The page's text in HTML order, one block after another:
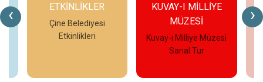
‹ ›
ETKİNLİKLER
Çine Belediyesi
Etkinlikleri
KUVAY-I MİLLİYE
MÜZESİ
Kuvay-ı Milliye Müzesi
Sanal Tur